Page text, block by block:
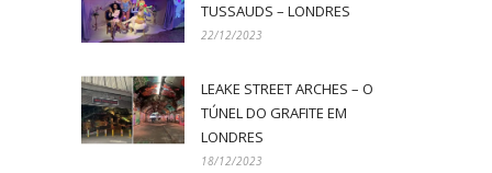
TUSSAUDS – LONDRES
22/12/2023
LEAKE STREET ARCHES – O
TÚNEL DO GRAFITE EM
LONDRES
18/12/2023